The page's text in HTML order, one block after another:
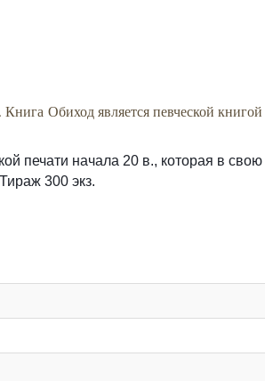
Книга Обиход является певческой
печати начала 20 в., которая в
300 экз.